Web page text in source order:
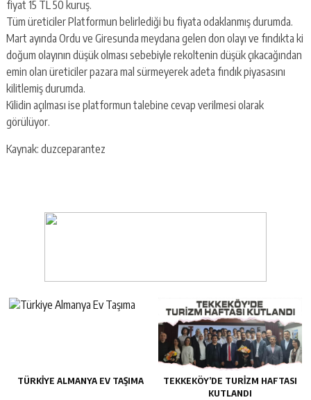
fiyat 15 TL 50 kuruş.
Tüm üreticiler Platformun belirlediği bu fiyata odaklanmış durumda.
Mart ayında Ordu ve Giresunda meydana gelen don olayı ve fındıkta ki
doğum olayının düşük olması sebebiyle rekoltenin düşük çıkacağından
emin olan üreticiler pazara mal sürmeyerek adeta fındık piyasasını
kilitlemiş durumda.
Kilidin açılması ise platformun talebine cevap verilmesi olarak
görülüyor.
Kaynak: duzceparantez
TÜRKIYE ALMANYA EV TAŞIMA
TEKKEKÖY’DE TURIZM HAFTASI
KUTLANDI